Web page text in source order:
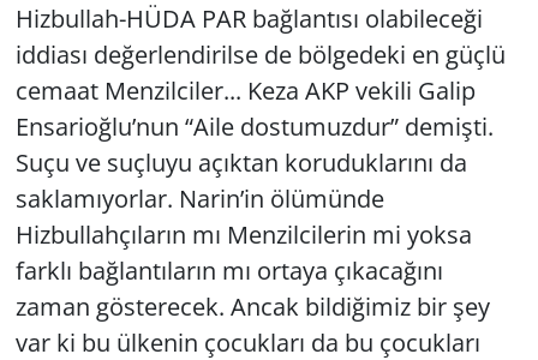
Hizbullah-HÜDA PAR bağlantısı olabileceği
iddiası değerlendirilse de bölgedeki en güçlü
cemaat Menzilciler... Keza AKP vekili Galip
Ensarioğlu’nun “Aile dostumuzdur” demişti.
Suçu ve suçluyu açıktan koruduklarını da
saklamıyorlar. Narin’in ölümünde
Hizbullahçıların mı Menzilcilerin mi yoksa
farklı bağlantıların mı ortaya çıkacağını
zaman gösterecek. Ancak bildiğimiz bir şey
var ki bu ülkenin çocukları da bu çocukları